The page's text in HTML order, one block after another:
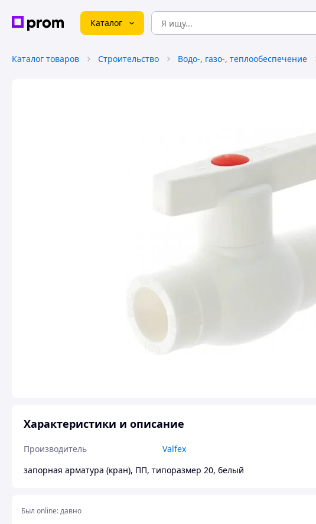
Каталог
Каталог товаров Строительство Водо-, газо-, теплообеспечение
Характеристики и описание
Производитель
Valfex
запорная арматура (кран), ПП, типоразмер 20, белый
Был online:давно